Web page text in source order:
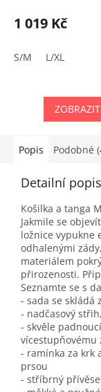
1 019 Kč
S/M L/XL
Popis Podobné
Detailní
Košilka a tanga
Jakmile se
ložnice vypukne
odhalenými
materiálem
přirozenosti.
Seznamte se s
- sada se skládá
- nadčasový
- skvěle
vícestupňovému
- ramínka za krk
prsou
- stříbrný